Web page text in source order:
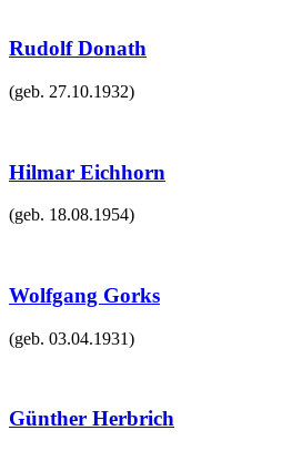
Rudolf Donath
(geb. 27.10.1932)
Hilmar Eichhorn
(geb. 18.08.1954)
Wolfgang Gorks
(geb. 03.04.1931)
Günther Herbrich